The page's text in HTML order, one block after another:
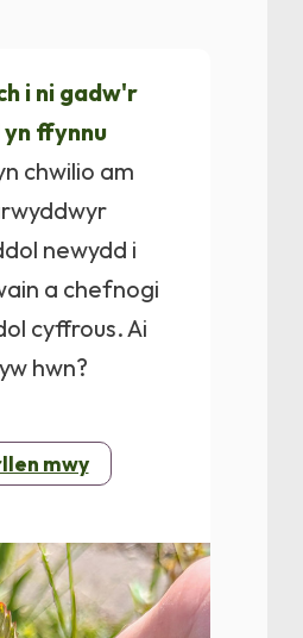
i ni gadw'r
ffynnu
chwilio am
newydd i
a chefnogi
cyffrous. Ai
hwn?
mwy